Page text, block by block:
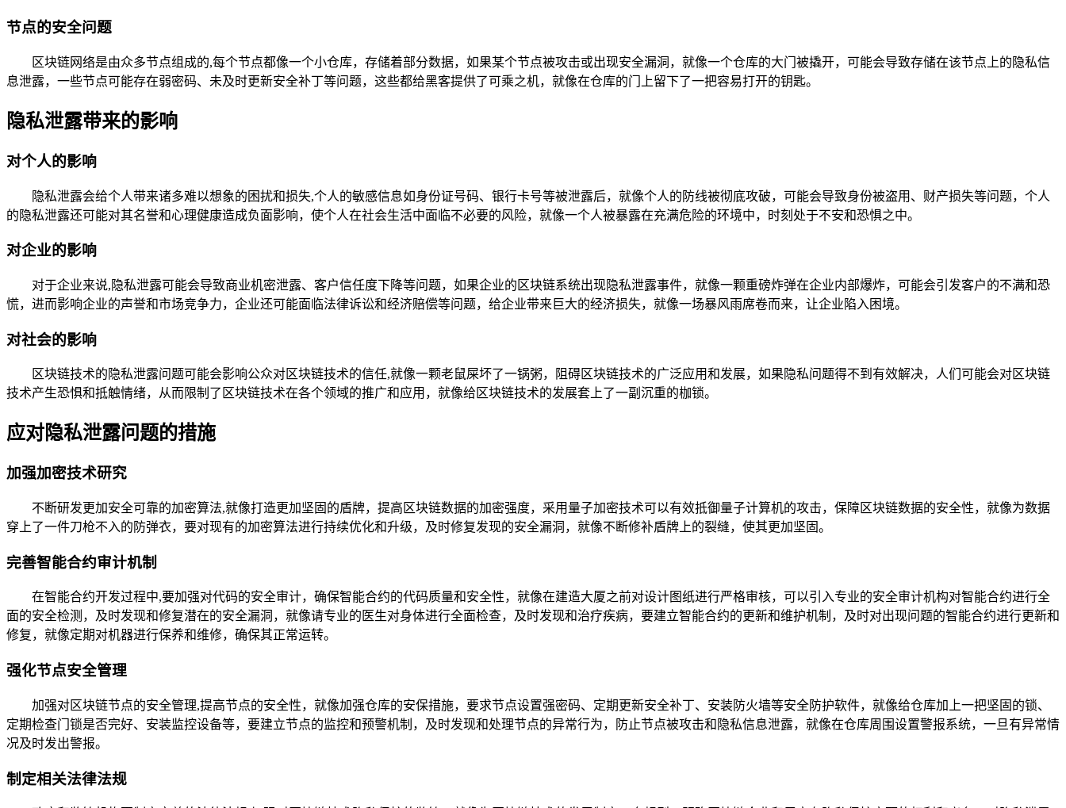
节点的安全问题
区块链网络是由众多节点组成的,每个节点都像一个小仓库，存储着部分数据，如果某个节点被攻击或出现安全漏洞，就像一个仓库的大门被撬开，可能会导致存储在该节点上的隐私信
息泄露，一些节点可能存在弱密码、未及时更新安全补丁等问题，这些都给黑客提供了可乘之机，就像在仓库的门上留下了一把容易打开的钥匙。
隐私泄露带来的影响
对个人的影响
隐私泄露会给个人带来诸多难以想象的困扰和损失,个人的敏感信息如身份证号码、银行卡号等被泄露后，就像个人的防线被彻底攻破，可能会导致身份被盗用、财产损失等问题，个人
的隐私泄露还可能对其名誉和心理健康造成负面影响，使个人在社会生活中面临不必要的风险，就像一个人被暴露在充满危险的环境中，时刻处于不安和恐惧之中。
对企业的影响
对于企业来说,隐私泄露可能会导致商业机密泄露、客户信任度下降等问题，如果企业的区块链系统出现隐私泄露事件，就像一颗重磅炸弹在企业内部爆炸，可能会引发客户的不满和恐
慌，进而影响企业的声誉和市场竞争力，企业还可能面临法律诉讼和经济赔偿等问题，给企业带来巨大的经济损失，就像一场暴风雨席卷而来，让企业陷入困境。
对社会的影响
区块链技术的隐私泄露问题可能会影响公众对区块链技术的信任,就像一颗老鼠屎坏了一锅粥，阻碍区块链技术的广泛应用和发展，如果隐私问题得不到有效解决，人们可能会对区块链
技术产生恐惧和抵触情绪，从而限制了区块链技术在各个领域的推广和应用，就像给区块链技术的发展套上了一副沉重的枷锁。
应对隐私泄露问题的措施
加强加密技术研究
不断研发更加安全可靠的加密算法,就像打造更加坚固的盾牌，提高区块链数据的加密强度，采用量子加密技术可以有效抵御量子计算机的攻击，保障区块链数据的安全性，就像为数据
穿上了一件刀枪不入的防弹衣，要对现有的加密算法进行持续优化和升级，及时修复发现的安全漏洞，就像不断修补盾牌上的裂缝，使其更加坚固。
完善智能合约审计机制
在智能合约开发过程中,要加强对代码的安全审计，确保智能合约的代码质量和安全性，就像在建造大厦之前对设计图纸进行严格审核，可以引入专业的安全审计机构对智能合约进行全
面的安全检测，及时发现和修复潜在的安全漏洞，就像请专业的医生对身体进行全面检查，及时发现和治疗疾病，要建立智能合约的更新和维护机制，及时对出现问题的智能合约进行更新和
修复，就像定期对机器进行保养和维修，确保其正常运转。
强化节点安全管理
加强对区块链节点的安全管理,提高节点的安全性，就像加强仓库的安保措施，要求节点设置强密码、定期更新安全补丁、安装防火墙等安全防护软件，就像给仓库加上一把坚固的锁、
定期检查门锁是否完好、安装监控设备等，要建立节点的监控和预警机制，及时发现和处理节点的异常行为，防止节点被攻击和隐私信息泄露，就像在仓库周围设置警报系统，一旦有异常情
况及时发出警报。
制定相关法律法规